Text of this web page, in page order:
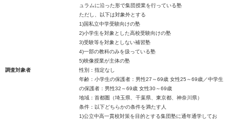
ュラムに沿った形で集団授業を行っている塾
ただし、以下は対象外とする
1)国私立中学受験向けの塾
2)小学生を対象とした高校受験向けの塾
3)受験等を対象としない補習塾
4)一部の教科のみを扱っている塾
5)映像授業が主体の塾
調査対象者
性別：指定なし
年齢：小学生の保護者：男性27～69歳 女性25～69歳／中学生
の保護者：男性32～69歳 女性30～69歳
地域：首都圏（埼玉県、千葉県、東京都、神奈川県）
条件：以下どちらかの条件を満たす人
1)公立中高一貫校対策を目的とする集団塾に通年通学してお